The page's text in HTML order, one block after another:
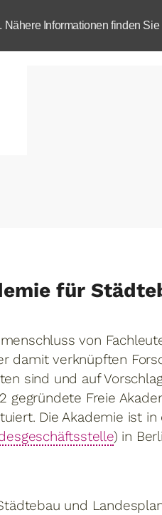
Informationen finden Sie
für
von
damit verknüpften
sind und auf
gegründete Freie
Die Akademie ist
) in
und